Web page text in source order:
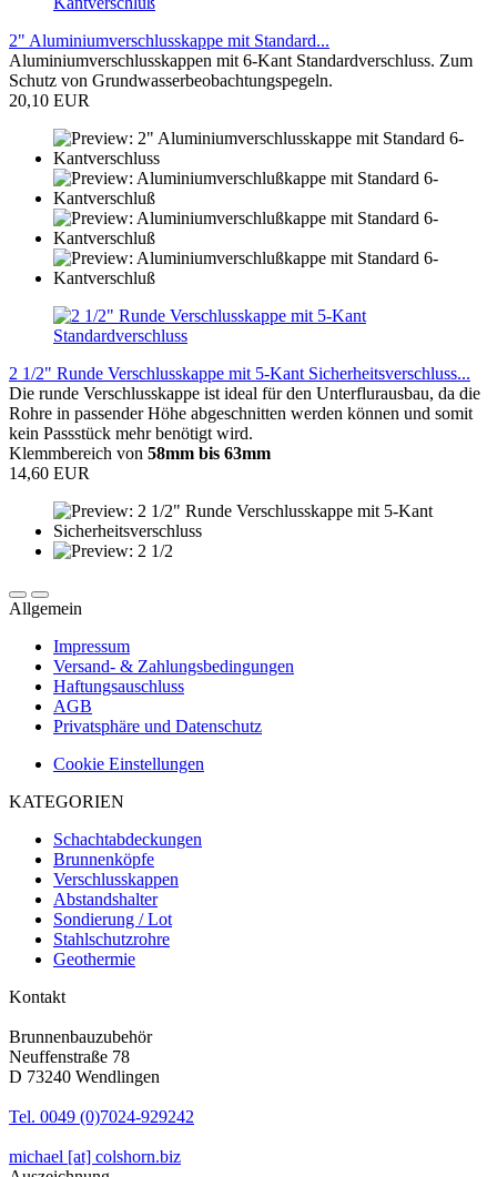
2" Aluminiumverschlusskappe mit Standard...
Aluminiumverschlusskappen mit 6-Kant Standardverschluss. Zum
Schutz von Grundwasserbeobachtungspegeln.
20,10 EUR
2 1/2" Runde Verschlusskappe mit 5-Kant Sicherheitsverschluss...
Die runde Verschlusskappe ist ideal für den Unterflurausbau, da die
Rohre in passender Höhe abgeschnitten werden können und somit
kein Passstück mehr benötigt wird.
Klemmbereich von 58mm bis 63mm
14,60 EUR
Allgemein
Impressum
Versand- & Zahlungsbedingungen
Haftungsauschluss
AGB
Privatsphäre und Datenschutz
Cookie Einstellungen
KATEGORIEN
Schachtabdeckungen
Brunnenköpfe
Verschlusskappen
Abstandshalter
Sondierung / Lot
Stahlschutzrohre
Geothermie
Kontakt
Brunnenbauzubehör
Neuffenstraße 78
D 73240 Wendlingen
Tel. 0049 (0)7024-929242
michael [at] colshorn.biz